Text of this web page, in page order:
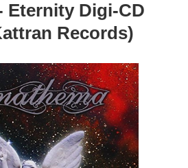
Eternity Digi-CD
Records)